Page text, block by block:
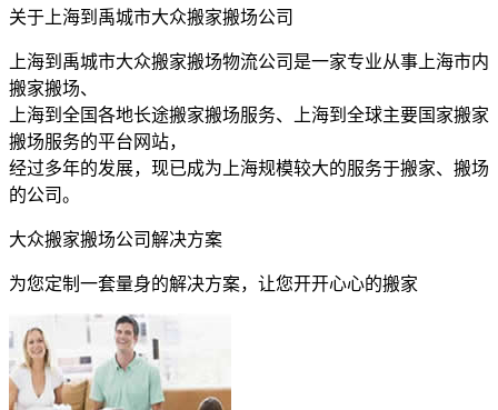
关于上海到禹城市大众搬家搬场公司
上海到禹城市大众搬家搬场物流公司是一家专业从事上海市内
搬家搬场、
上海到全国各地长途搬家搬场服务、上海到全球主要国家搬家
搬场服务的平台网站，
经过多年的发展，现已成为上海规模较大的服务于搬家、搬场
的公司。
大众搬家搬场公司解决方案
为您定制一套量身的解决方案，让您开开心心的搬家